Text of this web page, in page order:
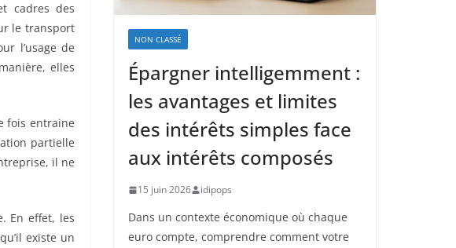
cadres des
le transport
l’usage de
elles
fois entraine
partielle
il ne
En effet, les
existe un
NON CLASSÉ
Épargner intelligemment :
les avantages et limites
des intérêts simples face
aux intérêts composés
15 juin 2026 idipops
Dans un contexte économique où chaque
euro compte, comprendre comment votre